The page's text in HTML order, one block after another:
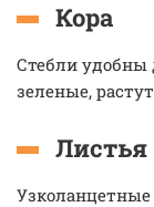
Кора
Стебли удобны
зеленые,
Листья
Узколанцетные